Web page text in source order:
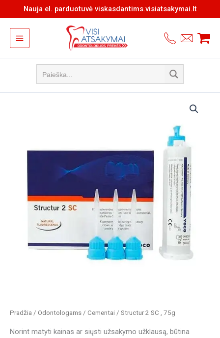
prie
turinio
Nauja el. parduotuvė viskasdantims.visiatsakymai.lt
Pradžia / Odontologams / Cementai / Structur 2 SC , 75g
Norint matyti kainas ar siųsti užsakymo užklausą, būtina